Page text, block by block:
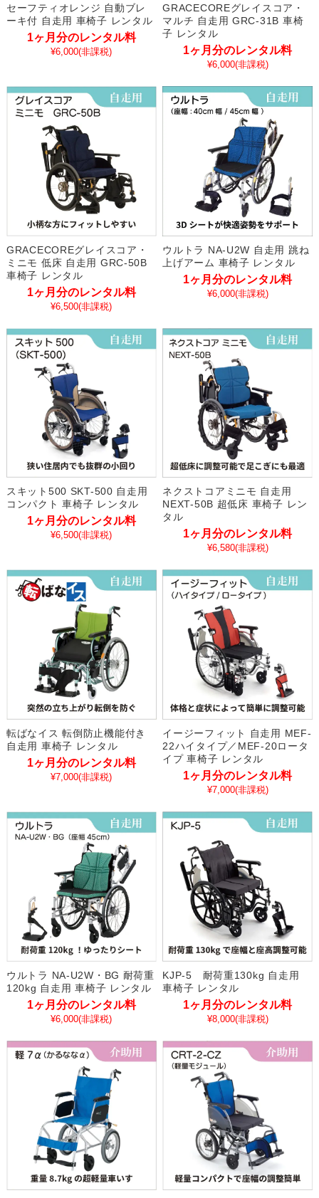
セーフティオレンジ 自動ブレ
ーキ付 自走用 車椅子 レンタル
1ヶ月分のレンタル料
¥6,000(非課税)
GRACECOREグレイスコア・
マルチ 自走用 GRC-31B 車椅
子 レンタル
1ヶ月分のレンタル料
¥6,000(非課税)
GRACECOREグレイスコア・
ミニモ 低床 自走用 GRC-50B
車椅子 レンタル
1ヶ月分のレンタル料
¥6,500(非課税)
ウルトラ NA-U2W 自走用 跳ね
上げアーム 車椅子 レンタル
1ヶ月分のレンタル料
¥6,000(非課税)
スキット500 SKT-500 自走用
コンパクト 車椅子 レンタル
1ヶ月分のレンタル料
¥6,500(非課税)
ネクストコアミニモ 自走用
NEXT-50B 超低床 車椅子 レン
タル
1ヶ月分のレンタル料
¥6,580(非課税)
転ばなイス 転倒防止機能付き
自走用 車椅子 レンタル
1ヶ月分のレンタル料
¥7,000(非課税)
イージーフィット 自走用 MEF-
22ハイタイプ／MEF-20ロータ
イプ 車椅子 レンタル
1ヶ月分のレンタル料
¥7,000(非課税)
ウルトラ NA-U2W・BG 耐荷重
120kg 自走用 車椅子 レンタル
1ヶ月分のレンタル料
¥6,000(非課税)
KJP-5 耐荷重130kg 自走用
車椅子 レンタル
1ヶ月分のレンタル料
¥8,000(非課税)